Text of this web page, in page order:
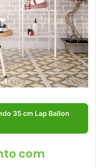
35 cm Lap Ballon
com